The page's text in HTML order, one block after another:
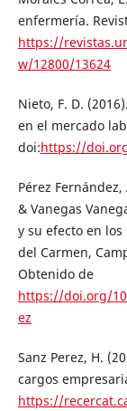
enfermería.
https://
w/12800/13624
Nieto, F. D.
en el mercado
doi:https://
Pérez
& Vanegas
y su efecto en
del Carmen,
Obtenido de
https://doi.org/
ez
Sanz Perez, H.
cargos
https://